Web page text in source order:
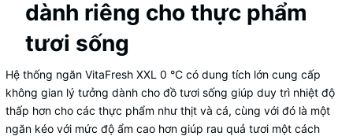
dành riêng cho thực phẩm
tươi sống
Hệ thống ngăn VitaFresh XXL 0 °C có dung tích lớn cung cấp
không gian lý tưởng dành cho đồ tươi sống giúp duy trì nhiệt độ
thấp hơn cho các thực phẩm như thịt và cá, cùng với đó là một
ngăn kéo với mức độ ẩm cao hơn giúp rau quả tươi một cách